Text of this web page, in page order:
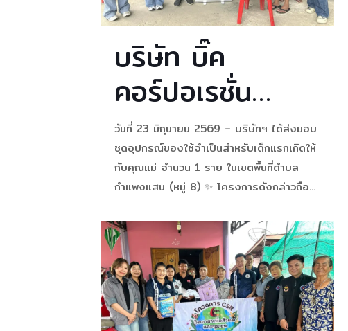
บริษัท บิ๊ค
คอร์ปอเรชั่น
จำกัด และบริษัท
ย่อย ส่งมอบ
ความห่วงใยผ่าน
“🍼 โครงการ
BIC BOX FOR
BABY 🧸” ประจำ
วันที่ 23 มิถุนายน 2569 – บริษัทฯ ได้ส่งมอบ
ชุดอุปกรณ์ของใช้จำเป็นสำหรับเด็กแรกเกิดให้
กับคุณแม่ จำนวน 1 ราย ในเขตพื้นที่ตำบล
กำแพงแสน (หมู่ 8) ✨ โครงการดังกล่าวถือ
ชอบต่อสังคม (Corporate Social
Responsibility: CSR) ที่บริษัทฯ ยึดถือปฏิบัติ
มาอย่างต่อเนื่อง 🤍